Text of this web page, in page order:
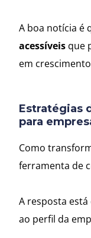
A boa notícia é
acessíveis que
em
Estratégias
para
Como
ferramenta de
A resposta
ao perfil da